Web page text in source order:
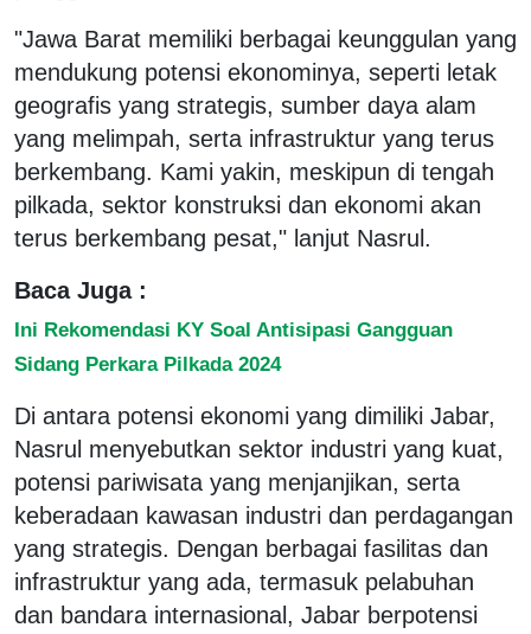
"Jawa Barat memiliki berbagai keunggulan yang
mendukung potensi ekonominya, seperti letak
geografis yang strategis, sumber daya alam
yang melimpah, serta infrastruktur yang terus
berkembang. Kami yakin, meskipun di tengah
pilkada, sektor konstruksi dan ekonomi akan
terus berkembang pesat," lanjut Nasrul.
Baca Juga :
Ini Rekomendasi KY Soal Antisipasi Gangguan
Sidang Perkara Pilkada 2024
Di antara potensi ekonomi yang dimiliki Jabar,
Nasrul menyebutkan sektor industri yang kuat,
potensi pariwisata yang menjanjikan, serta
keberadaan kawasan industri dan perdagangan
yang strategis. Dengan berbagai fasilitas dan
infrastruktur yang ada, termasuk pelabuhan
dan bandara internasional, Jabar berpotensi